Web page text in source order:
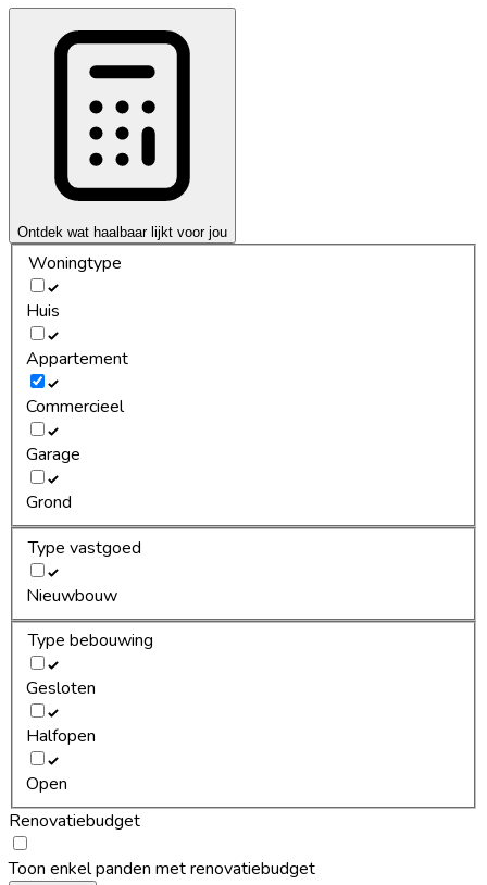
Ontdek wat haalbaar lijkt voor jou
Woningtype
Huis
Appartement
Commercieel
Garage
Grond
Type vastgoed
Nieuwbouw
Type bebouwing
Gesloten
Halfopen
Open
Renovatiebudget
Toon enkel panden met renovatiebudget